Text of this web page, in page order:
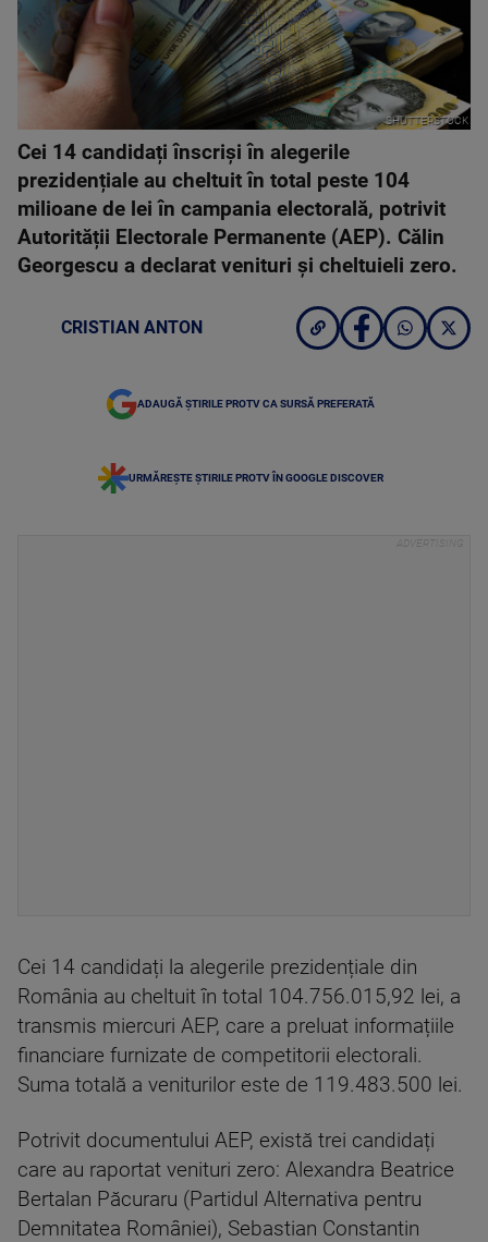
SHUTTERSTOCK
Cei 14 candidați înscriși în alegerile
prezidențiale au cheltuit în total peste 104
milioane de lei în campania electorală, potrivit
Autorității Electorale Permanente (AEP). Călin
Georgescu a declarat venituri și cheltuieli zero.
CRISTIAN ANTON
ADAUGĂ ȘTIRILE PROTV CA SURSĂ PREFERATĂ
URMĂREȘTE ȘTIRILE PROTV ÎN GOOGLE DISCOVER
Cei 14 candidați la alegerile prezidențiale din
România au cheltuit în total 104.756.015,92 lei, a
transmis miercuri AEP, care a preluat informațiile
financiare furnizate de competitorii electorali.
Suma totală a veniturilor este de 119.483.500 lei.
Potrivit documentului AEP, există trei candidați
care au raportat venituri zero: Alexandra Beatrice
Bertalan Păcuraru (Partidul Alternativa pentru
Demnitatea României), Sebastian Constantin